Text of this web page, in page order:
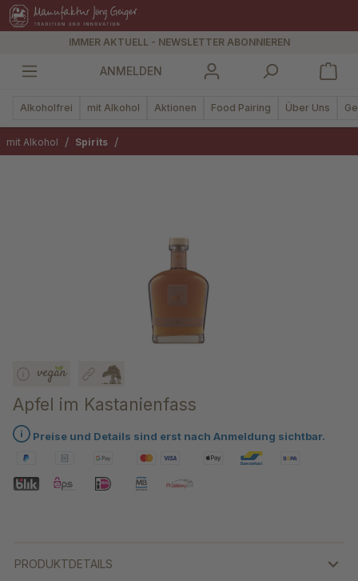
springen
IMMER AKTUELL - NEWSLETTER ABONNIEREN
ANMELDEN
Alkoholfrei mit Alkohol Aktionen Food Pairing Über Uns
mit Alkohol / Spirits /
Apfel im Kastanienfass
Preise und Details sind erst nach Anmeldung sichtbar.
PRODUKTDETAILS